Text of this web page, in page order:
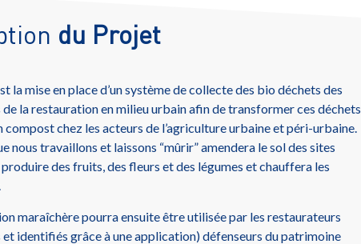
du Projet
la mise en place d’un système de collecte des bio déchets des
la restauration en milieu urbain afin de transformer ces déchets
compost chez les acteurs de l’agriculture urbaine et péri-urbaine.
nous travaillons et laissons “mûrir” amendera le sol des sites
des fruits, des fleurs et des légumes et chauffera les
maraîchère pourra ensuite être utilisée par les restaurateurs
identifiés grâce à une application) défenseurs du patrimoine